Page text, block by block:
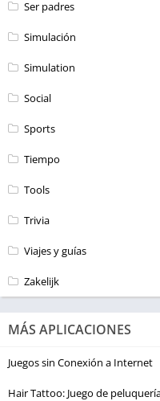
Ser padres
Simulación
Simulation
Social
Sports
Tiempo
Tools
Trivia
Viajes y guías
Zakelijk
MÁS APLICACIONES
Juegos sin Conexión a Internet
Hair Tattoo: Juego de